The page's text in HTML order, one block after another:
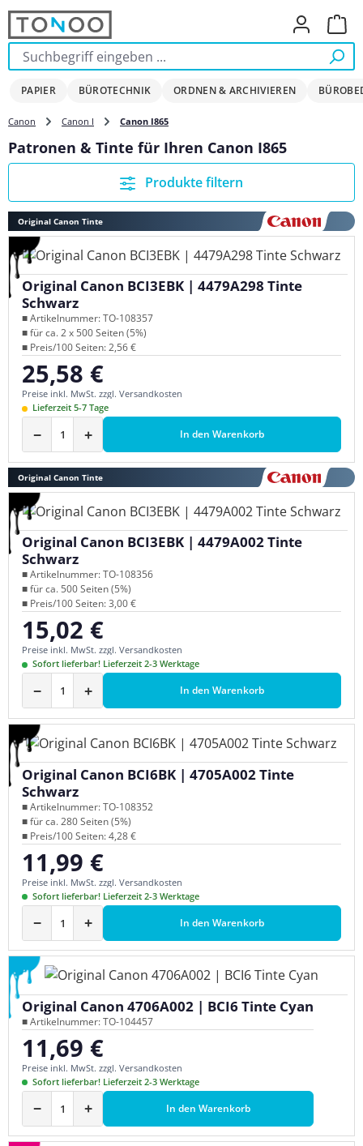
Zum Hauptinhalt springen
PAPIER BÜROTECHNIK ORDNEN & ARCHIVIEREN
Canon Canon I Canon I865
Patronen & Tinte für Ihren Canon I865
Produkte filtern
Original Canon Tinte
Original Canon BCI3EBK | 4479A298 Tinte
Schwarz
■ Artikelnummer: TO-108357
■ für ca. 2 x 500 Seiten (5%)
■ Preis/100 Seiten: 2,56 €
Regulärer Preis:
25,58 €
Preise inkl. MwSt. zzgl. Versandkosten
Lieferzeit 5-7 Tage
− + In den Warenkorb
Original Canon Tinte
Original Canon BCI3EBK | 4479A002 Tinte
Schwarz
■ Artikelnummer: TO-108356
■ für ca. 500 Seiten (5%)
■ Preis/100 Seiten: 3,00 €
Regulärer Preis:
15,02 €
Preise inkl. MwSt. zzgl. Versandkosten
Sofort lieferbar! Lieferzeit 2-3 Werktage
− + In den Warenkorb
Original Canon BCI6BK | 4705A002 Tinte
Schwarz
■ Artikelnummer: TO-108352
■ für ca. 280 Seiten (5%)
■ Preis/100 Seiten: 4,28 €
Regulärer Preis:
11,99 €
Preise inkl. MwSt. zzgl. Versandkosten
Sofort lieferbar! Lieferzeit 2-3 Werktage
− + In den Warenkorb
Original Canon 4706A002 | BCI6 Tinte Cyan
■ Artikelnummer: TO-104457
Regulärer Preis:
11,69 €
Preise inkl. MwSt. zzgl. Versandkosten
Sofort lieferbar! Lieferzeit 2-3 Werktage
− + In den Warenkorb